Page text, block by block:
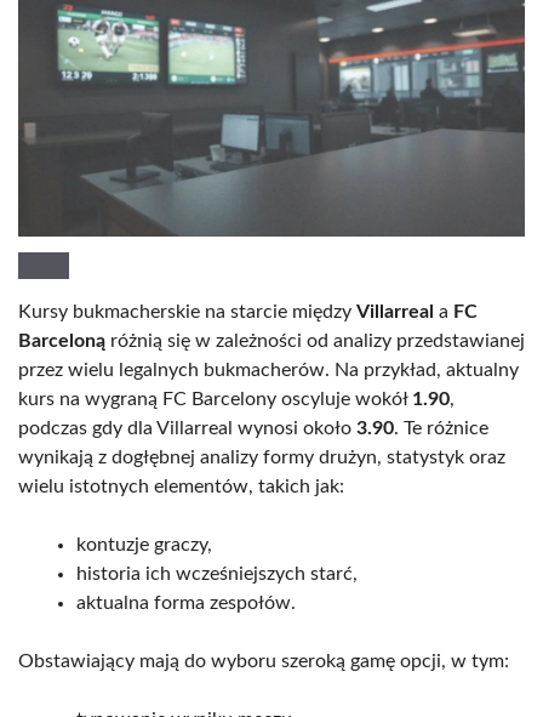
Kursy bukmacherskie na starcie między Villarreal a FC
Barceloną różnią się w zależności od analizy przedstawianej
przez wielu legalnych bukmacherów. Na przykład, aktualny
kurs na wygraną FC Barcelony oscyluje wokół 1.90,
podczas gdy dla Villarreal wynosi około 3.90. Te różnice
wynikają z dogłębnej analizy formy drużyn, statystyk oraz
wielu istotnych elementów, takich jak:
kontuzje graczy,
historia ich wcześniejszych starć,
aktualna forma zespołów.
Obstawiający mają do wyboru szeroką gamę opcji, w tym: